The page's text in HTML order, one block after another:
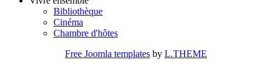
Bibliothèque
Cinéma
Chambre d'hôtes
Free Joomla templates by L.THEME